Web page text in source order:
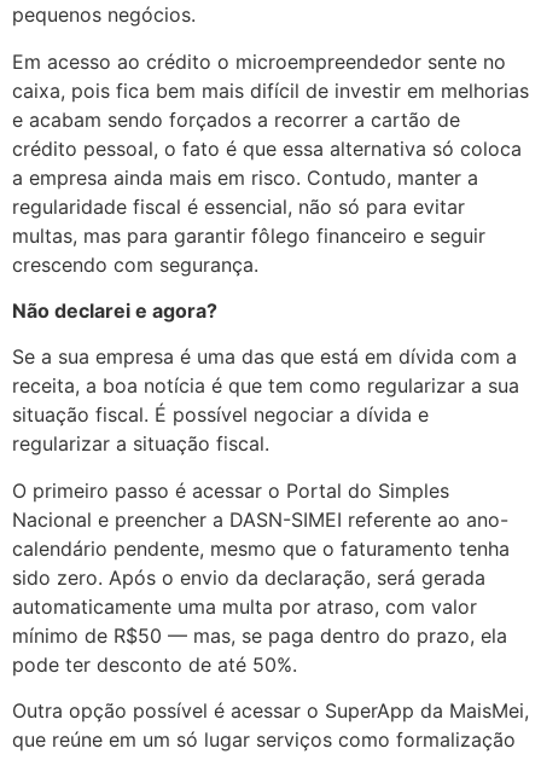
pequenos negócios.
Em acesso ao crédito o microempreendedor sente no
caixa, pois fica bem mais difícil de investir em melhorias
e acabam sendo forçados a recorrer a cartão de
crédito pessoal, o fato é que essa alternativa só coloca
a empresa ainda mais em risco. Contudo, manter a
regularidade fiscal é essencial, não só para evitar
multas, mas para garantir fôlego financeiro e seguir
crescendo com segurança.
Não declarei e agora?
Se a sua empresa é uma das que está em dívida com a
receita, a boa notícia é que tem como regularizar a sua
situação fiscal. É possível negociar a dívida e
regularizar a situação fiscal.
O primeiro passo é acessar o Portal do Simples
Nacional e preencher a DASN-SIMEI referente ao ano-
calendário pendente, mesmo que o faturamento tenha
sido zero. Após o envio da declaração, será gerada
automaticamente uma multa por atraso, com valor
mínimo de R$50 — mas, se paga dentro do prazo, ela
pode ter desconto de até 50%.
Outra opção possível é acessar o SuperApp da MaisMei,
que reúne em um só lugar serviços como formalização